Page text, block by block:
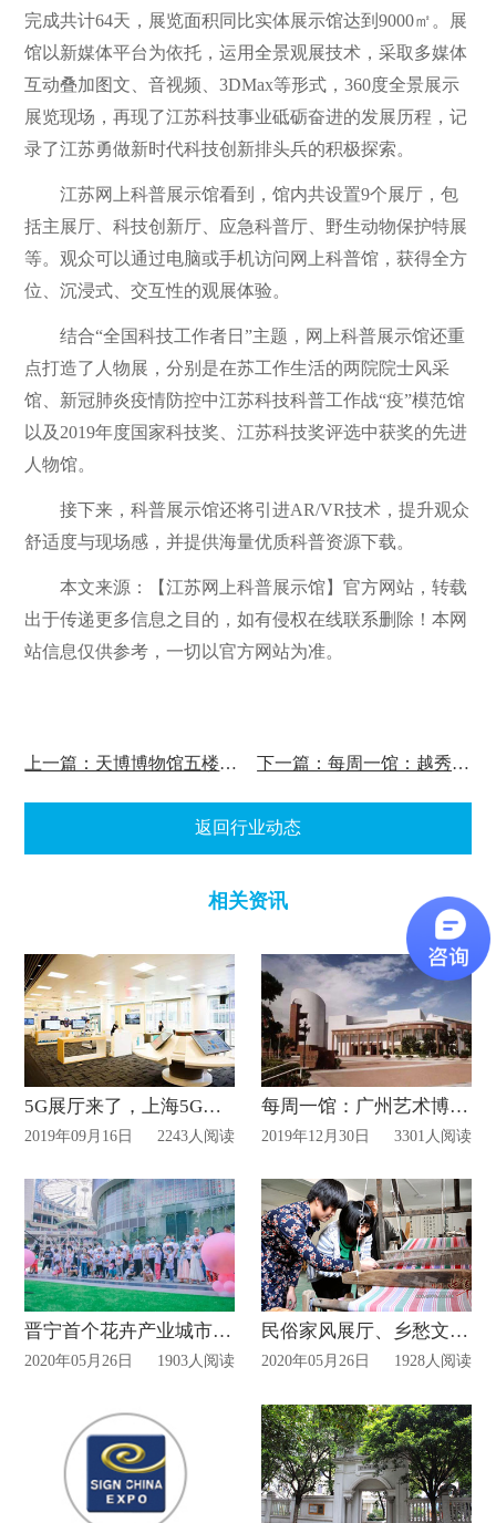
完成共计64天，展览面积同比实体展示馆达到9000㎡。展
馆以新媒体平台为依托，运用全景观展技术，采取多媒体
互动叠加图文、音视频、3DMax等形式，360度全景展示
展览现场，再现了江苏科技事业砥砺奋进的发展历程，记
录了江苏勇做新时代科技创新排头兵的积极探索。
江苏网上科普展示馆看到，馆内共设置9个展厅，包
括主展厅、科技创新厅、应急科普厅、野生动物保护特展
等。观众可以通过电脑或手机访问网上科普馆，获得全方
位、沉浸式、交互性的观展体验。
结合“全国科技工作者日”主题，网上科普展示馆还重
点打造了人物展，分别是在苏工作生活的两院院士风采
馆、新冠肺炎疫情防控中江苏科技科普工作战“疫”模范馆
以及2019年度国家科技奖、江苏科技奖评选中获奖的先进
人物馆。
接下来，科普展示馆还将引进AR/VR技术，提升观众
舒适度与现场感，并提供海量优质科普资源下载。
本文来源：【江苏网上科普展示馆】官方网站，转载
出于传递更多信息之目的，如有侵权在线联系删除！本网
站信息仅供参考，一切以官方网站为准。
上一篇：天博博物馆五楼展厅6月3日开放！ 下一篇：每周一馆：越秀区博物馆
返回行业动态
相关资讯
5G展厅来了，上海5G全球创新港正式开港
2019年09月16日 2243人阅读
每周一馆：广州艺术博物院
2019年12月30日 3301人阅读
晋宁首个花卉产业城市展厅
2020年05月26日 1903人阅读
民俗家风展厅、乡愁文化展厅，留住“乡村记忆”
2020年05月26日 1928人阅读